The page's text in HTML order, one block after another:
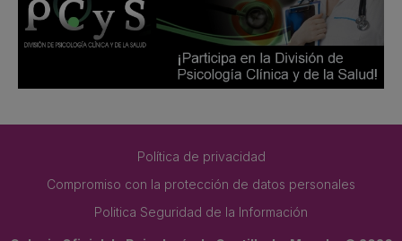
Política de privacidad
Compromiso con la protección de datos personales
Politica Seguridad de la Información